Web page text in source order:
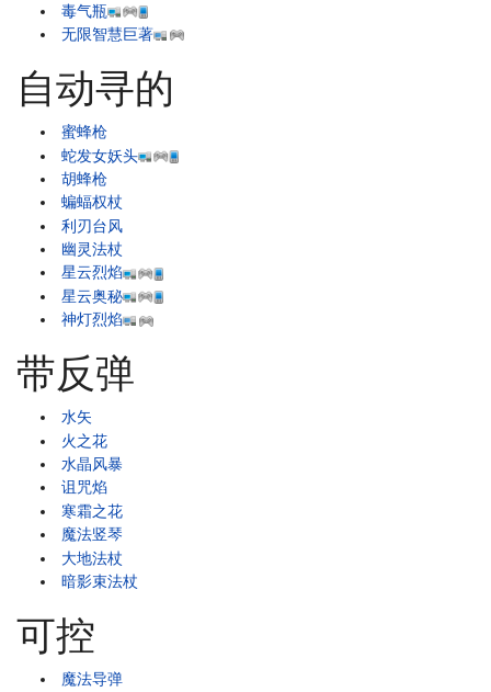
毒气瓶
无限智慧巨著
自动寻的
蜜蜂枪
蛇发女妖头
胡蜂枪
蝙蝠权杖
利刃台风
幽灵法杖
星云烈焰
星云奥秘
神灯烈焰
带反弹
水矢
火之花
水晶风暴
诅咒焰
寒霜之花
魔法竖琴
大地法杖
暗影束法杖
可控
魔法导弹